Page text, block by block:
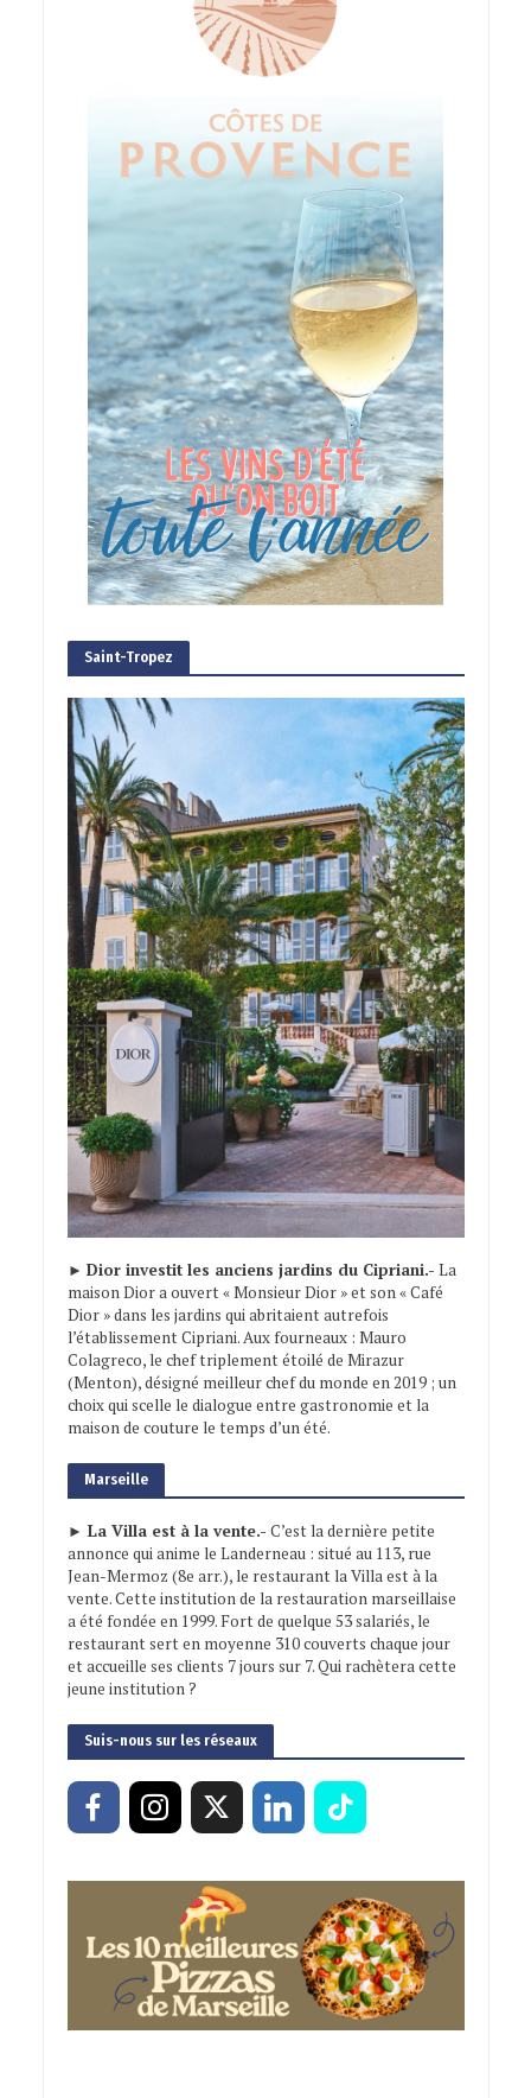
Saint-Tropez
► Dior investit les anciens jardins du Cipriani.- La
maison Dior a ouvert « Monsieur Dior » et son « Café
Dior » dans les jardins qui abritaient autrefois
l’établissement Cipriani. Aux fourneaux : Mauro
Colagreco, le chef triplement étoilé de Mirazur
(Menton), désigné meilleur chef du monde en 2019 ; un
choix qui scelle le dialogue entre gastronomie et la
maison de couture le temps d’un été.
Marseille
► La Villa est à la vente.- C’est la dernière petite
annonce qui anime le Landerneau : situé au 113, rue
Jean-Mermoz (8e arr.), le restaurant la Villa est à la
vente. Cette institution de la restauration marseillaise
a été fondée en 1999. Fort de quelque 53 salariés, le
restaurant sert en moyenne 310 couverts chaque jour
et accueille ses clients 7 jours sur 7. Qui rachètera cette
jeune institution ?
Suis-nous sur les réseaux